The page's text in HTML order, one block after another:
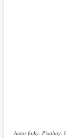
Autor fotky: Pixabay: